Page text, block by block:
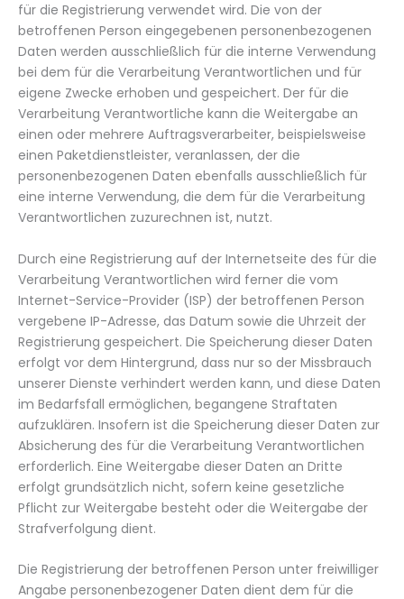
für die Registrierung verwendet wird. Die von der
betroffenen Person eingegebenen personenbezogenen
Daten werden ausschließlich für die interne Verwendung
bei dem für die Verarbeitung Verantwortlichen und für
eigene Zwecke erhoben und gespeichert. Der für die
Verarbeitung Verantwortliche kann die Weitergabe an
einen oder mehrere Auftragsverarbeiter, beispielsweise
einen Paketdienstleister, veranlassen, der die
personenbezogenen Daten ebenfalls ausschließlich für
eine interne Verwendung, die dem für die Verarbeitung
Verantwortlichen zuzurechnen ist, nutzt.
Durch eine Registrierung auf der Internetseite des für die
Verarbeitung Verantwortlichen wird ferner die vom
Internet-Service-Provider (ISP) der betroffenen Person
vergebene IP-Adresse, das Datum sowie die Uhrzeit der
Registrierung gespeichert. Die Speicherung dieser Daten
erfolgt vor dem Hintergrund, dass nur so der Missbrauch
unserer Dienste verhindert werden kann, und diese Daten
im Bedarfsfall ermöglichen, begangene Straftaten
aufzuklären. Insofern ist die Speicherung dieser Daten zur
Absicherung des für die Verarbeitung Verantwortlichen
erforderlich. Eine Weitergabe dieser Daten an Dritte
erfolgt grundsätzlich nicht, sofern keine gesetzliche
Pflicht zur Weitergabe besteht oder die Weitergabe der
Strafverfolgung dient.
Die Registrierung der betroffenen Person unter freiwilliger
Angabe personenbezogener Daten dient dem für die